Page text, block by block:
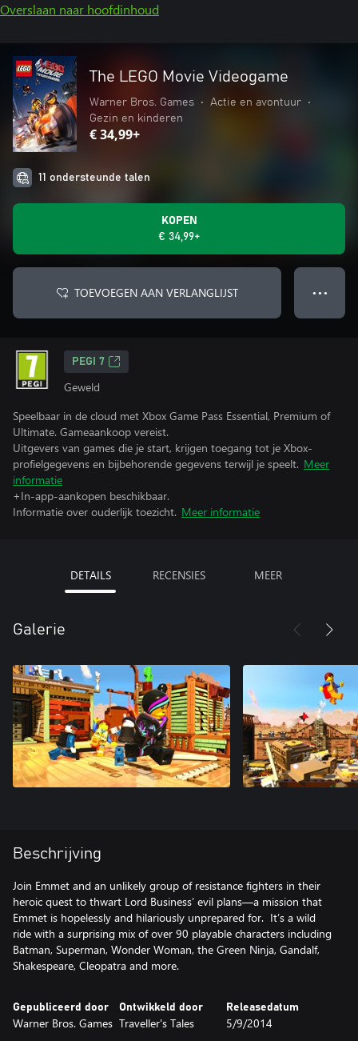
Overslaan naar hoofdinhoud
The LEGO Movie Videogame
Warner Bros. Games • Actie en avontuur
•
Gezin en kinderen
€ 34,99+
11 ondersteunde talen
KOPEN
€ 34,99+
TOEVOEGEN AAN VERLANGLIJST ● ● ●
PEGI 7
Geweld
Speelbaar in de cloud met Xbox Game Pass Essential, Premium of
Ultimate. Gameaankoop vereist.
Uitgevers van games die je start, krijgen toegang tot je Xbox-
profielgegevens en bijbehorende gegevens terwijl je speelt. Meer
informatie
+In-app-aankopen beschikbaar.
Informatie over ouderlijk toezicht. Meer informatie
DETAILS RECENSIES MEER
Galerie
Beschrijving
Join Emmet and an unlikely group of resistance fighters in their
heroic quest to thwart Lord Business’ evil plans—a mission that
Emmet is hopelessly and hilariously unprepared for. It’s a wild
ride with a surprising mix of over 90 playable characters including
Batman, Superman, Wonder Woman, the Green Ninja, Gandalf,
Shakespeare, Cleopatra and more.
Gepubliceerd door
Warner Bros. Games
Ontwikkeld door
Traveller's Tales
Releasedatum
5/9/2014